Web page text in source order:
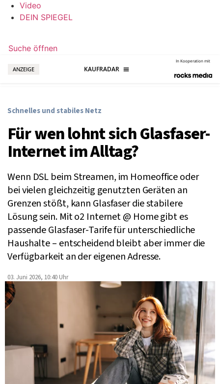
Video
DEIN SPIEGEL
Suche öffnen
ANZEIGE
In Kooperation mit
Schnelles und stabiles Netz
Für wen lohnt sich Glasfaser-
Internet im Alltag?
Wenn DSL beim Streamen, im Homeoffice oder
bei vielen gleichzeitig genutzten Geräten an
Grenzen stößt, kann Glasfaser die stabilere
Lösung sein. Mit o2 Internet @ Home gibt es
passende Glasfaser-Tarife für unterschiedliche
Haushalte – entscheidend bleibt aber immer die
Verfügbarkeit an der eigenen Adresse.
03. Juni 2026, 10:40 Uhr